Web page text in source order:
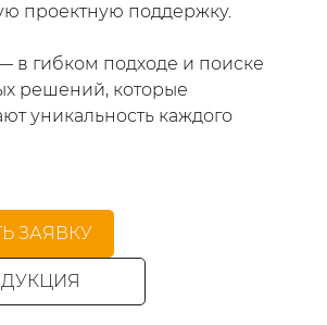
проектную поддержку.
в гибком подходе и поиске
решений, которые
уникальность каждого
ЗАЯВКУ